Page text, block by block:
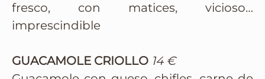
fresco, con matices, vicioso…
imprescindible
GUACAMOLE CRIOLLO 14 €